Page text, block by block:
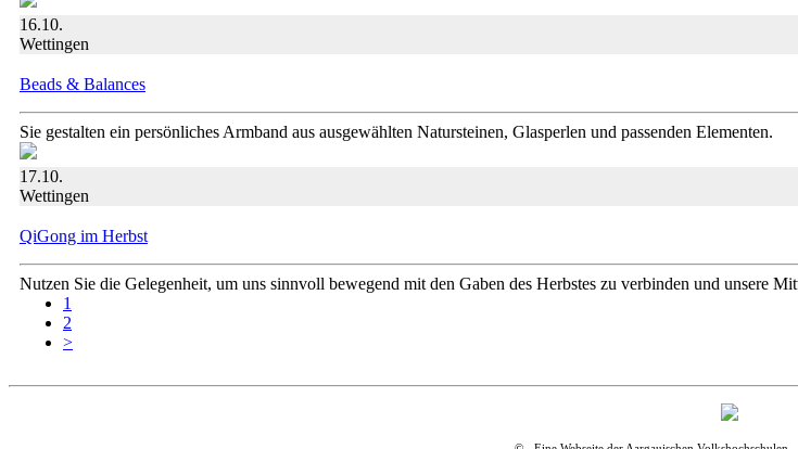
16.10.
Wettingen
Beads & Balances
Sie gestalten ein persönliches Armband aus ausgewählten Natursteinen, Glasperlen und passenden Elementen.
17.10.
Wettingen
QiGong im Herbst
Nutzen Sie die Gelegenheit, um uns sinnvoll bewegend mit den Gaben des Herbstes zu verbinden und unsere
1
2
>